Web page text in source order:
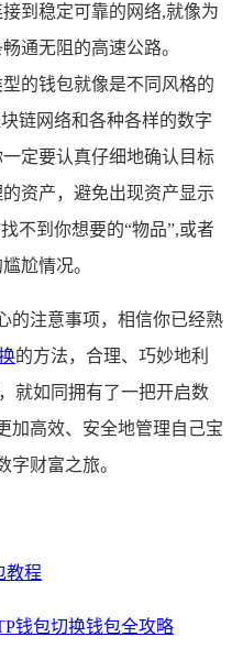
到稳定可靠的网络,就像为
通无阻的高速公路。
型的钱包就像是不同风格的
链网络和各种各样的数字
定要认真仔细地确认目标
资产，避免出现资产显示
不到你想要的“物品”,或者
尬情况。
的注意事项，相信你已经熟
的方法，合理、巧妙地利
就如同拥有了一把开启数
加高效、安全地管理自己宝
字财富之旅。
教程
钱包切换钱包全攻略